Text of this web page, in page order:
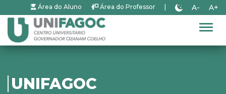
Área do Aluno Área do Professor A- A+
UNIFAGOC